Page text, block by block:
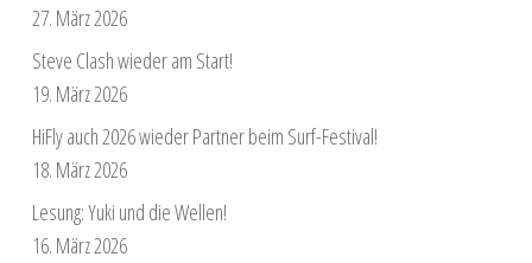
27. März 2026
Steve Clash wieder am Start!
19. März 2026
HiFly auch 2026 wieder Partner beim Surf-Festival!
18. März 2026
Lesung: Yuki und die Wellen!
16. März 2026